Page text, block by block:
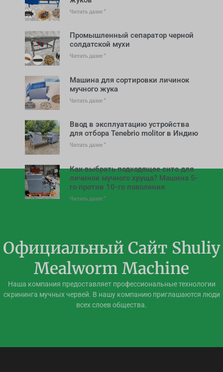
Читать далее "
Промышленный сепаратор черной
солдатской мухи
Читать далее "
Машина для сортировки личинок
мучного жука
Читать далее "
Ввод в эксплуатацию устройства
для отбора Tenebrio molitor в Индию
Читать далее "
Как выбрать подходящее сито для
личинок мучного хруща? Машина 5-
го против 10-го поколения
Читать далее "
Официальный Сайт Shuliy
Mealworm Machine
Наша компания предоставляет профессиональные технологии
скрининга мучных червей. В нашу компанию приглашаются люди
всех слоев общества.